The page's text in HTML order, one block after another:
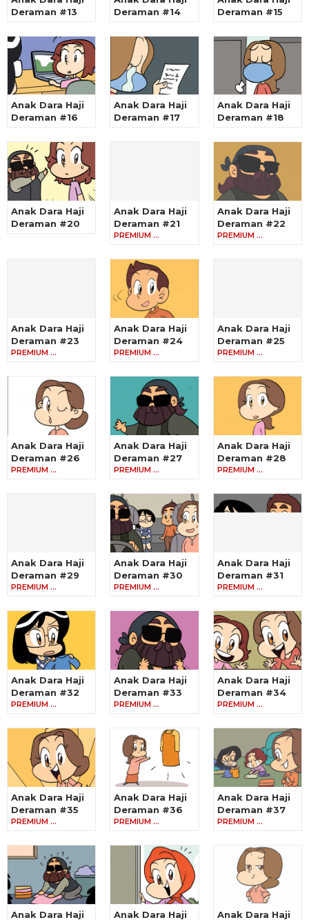
Deraman #13
Deraman #14
Deraman #15
Anak Dara Haji
Deraman #16
Anak Dara Haji
Deraman #17
Anak Dara Haji
Deraman #18
Anak Dara Haji
Deraman #20
Anak Dara Haji
Deraman #21
PREMIUM …
Anak Dara Haji
Deraman #22
PREMIUM …
Anak Dara Haji
Deraman #23
PREMIUM …
Anak Dara Haji
Deraman #24
PREMIUM …
Anak Dara Haji
Deraman #25
PREMIUM …
Anak Dara Haji
Deraman #26
PREMIUM …
Anak Dara Haji
Deraman #27
PREMIUM …
Anak Dara Haji
Deraman #28
PREMIUM …
Anak Dara Haji
Deraman #29
PREMIUM …
Anak Dara Haji
Deraman #30
PREMIUM …
Anak Dara Haji
Deraman #31
PREMIUM …
Anak Dara Haji
Deraman #32
PREMIUM …
Anak Dara Haji
Deraman #33
PREMIUM …
Anak Dara Haji
Deraman #34
PREMIUM …
Anak Dara Haji
Deraman #35
PREMIUM …
Anak Dara Haji
Deraman #36
PREMIUM …
Anak Dara Haji
Deraman #37
PREMIUM …
Anak Dara Haji
Anak Dara Haji
Anak Dara Haji